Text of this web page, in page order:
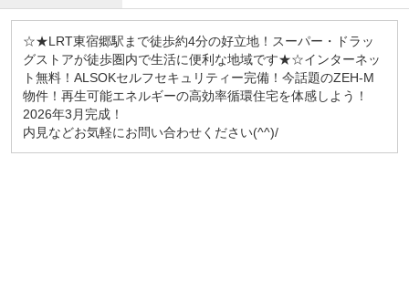
☆★LRT東宿郷駅まで徒歩約4分の好立地！スーパー・ドラッ
グストアが徒歩圏内で生活に便利な地域です★☆インターネッ
ト無料！ALSOKセルフセキュリティー完備！今話題のZEH-M
物件！再生可能エネルギーの高効率循環住宅を体感しよう！
2026年3月完成！
内見などお気軽にお問い合わせください(^^)/